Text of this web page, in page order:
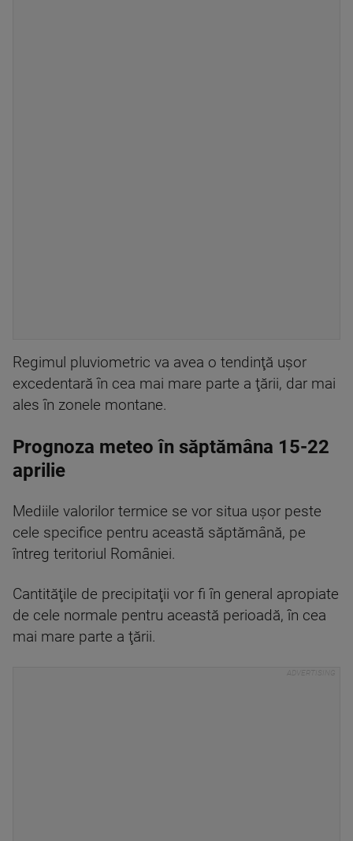
Regimul pluviometric va avea o tendinţă uşor
excedentară în cea mai mare parte a ţării, dar mai
ales în zonele montane.
Prognoza meteo în săptămâna 15-22
aprilie
Mediile valorilor termice se vor situa uşor peste
cele specifice pentru această săptămână, pe
întreg teritoriul României.
Cantităţile de precipitaţii vor fi în general apropiate
de cele normale pentru această perioadă, în cea
mai mare parte a ţării.